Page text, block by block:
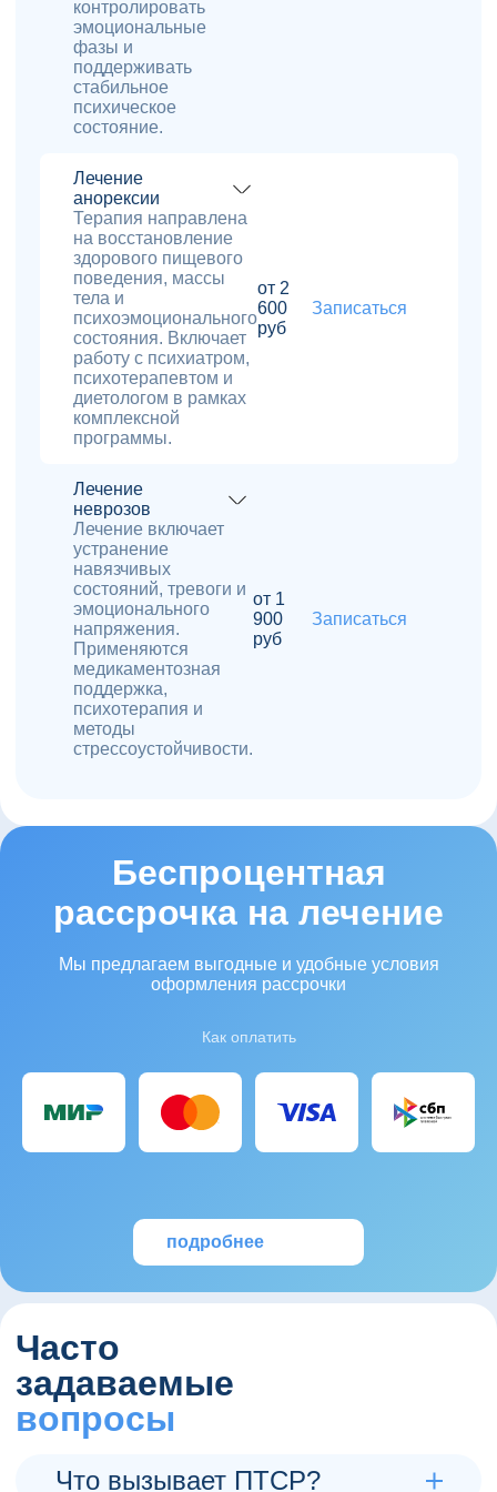
контролировать
эмоциональные
фазы и
поддерживать
стабильное
психическое
состояние.
Лечение
анорексии
Терапия направлена
на восстановление
здорового пищевого
поведения, массы
тела и
психоэмоционального
состояния. Включает
работу с психиатром,
психотерапевтом и
диетологом в рамках
комплексной
программы.
от 2
600
руб
Записаться
Лечение
неврозов
Лечение включает
устранение
навязчивых
состояний, тревоги и
эмоционального
напряжения.
Применяются
медикаментозная
поддержка,
психотерапия и
методы
стрессоустойчивости.
от 1
900
руб
Записаться
Беспроцентная
рассрочка на лечение
Мы предлагаем выгодные и удобные условия
оформления рассрочки
Как оплатить
подробнее
Часто
задаваемые
вопросы
Что вызывает ПТСР?